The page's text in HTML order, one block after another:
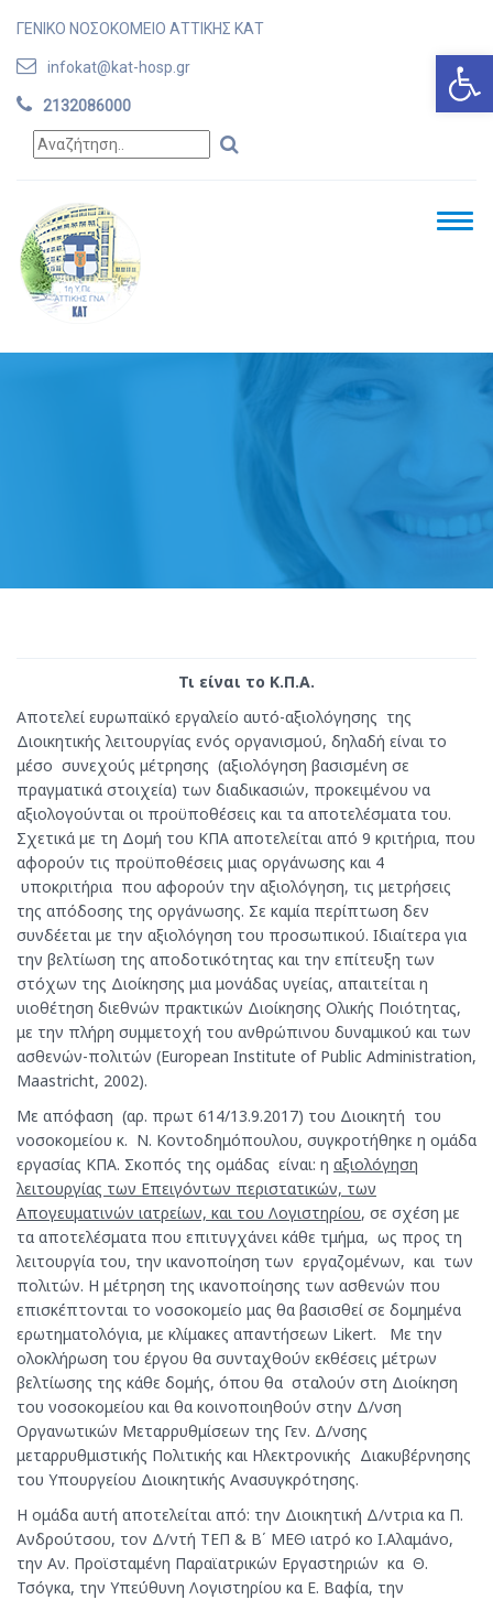
ΓΕΝΙΚΟ ΝΟΣΟΚΟΜΕΙΟ ΑΤΤΙΚΗΣ ΚΑΤ
infokat@kat-hosp.gr
2132086000
Τι είναι το Κ.Π.Α.
Αποτελεί ευρωπαϊκό εργαλείο αυτό-αξιολόγησης της
Διοικητικής λειτουργίας ενός οργανισμού, δηλαδή είναι το
μέσο συνεχούς μέτρησης (αξιολόγηση βασισμένη σε
πραγματικά στοιχεία) των διαδικασιών, προκειμένου να
αξιολογούνται οι προϋποθέσεις και τα αποτελέσματα του.
Σχετικά με τη Δομή του ΚΠΑ αποτελείται από 9 κριτήρια, που
αφορούν τις προϋποθέσεις μιας οργάνωσης και 4
υποκριτήρια που αφορούν την αξιολόγηση, τις μετρήσεις
της απόδοσης της οργάνωσης. Σε καμία περίπτωση δεν
συνδέεται με την αξιολόγηση του προσωπικού. Ιδιαίτερα για
την βελτίωση της αποδοτικότητας και την επίτευξη των
στόχων της Διοίκησης μια μονάδας υγείας, απαιτείται η
υιοθέτηση διεθνών πρακτικών Διοίκησης Ολικής Ποιότητας,
με την πλήρη συμμετοχή του ανθρώπινου δυναμικού και των
ασθενών-πολιτών (European Institute of Public Administration,
Maastricht, 2002).
Με απόφαση (αρ. πρωτ 614/13.9.2017) του Διοικητή του
νοσοκομείου κ. Ν. Κοντοδημόπουλου, συγκροτήθηκε η ομάδα
εργασίας ΚΠΑ. Σκοπός της ομάδας είναι: η αξιολόγηση
λειτουργίας των Επειγόντων περιστατικών, των
Aπογευματινών ιατρείων, και του Λογιστηρίου, σε σχέση με
τα αποτελέσματα που επιτυγχάνει κάθε τμήμα, ως προς τη
λειτουργία του, την ικανοποίηση των εργαζομένων, και των
πολιτών. Η μέτρηση της ικανοποίησης των ασθενών που
επισκέπτονται το νοσοκομείο μας θα βασισθεί σε δομημένα
ερωτηματολόγια, με κλίμακες απαντήσεων Likert. Με την
ολοκλήρωση του έργου θα συνταχθούν εκθέσεις μέτρων
βελτίωσης της κάθε δομής, όπου θα σταλούν στη Διοίκηση
του νοσοκομείου και θα κοινοποιηθούν στην Δ/νση
Οργανωτικών Μεταρρυθμίσεων της Γεν. Δ/νσης
μεταρρυθμιστικής Πολιτικής και Ηλεκτρονικής Διακυβέρνησης
του Υπουργείου Διοικητικής Ανασυγκρότησης.
Η ομάδα αυτή αποτελείται από: την Διοικητική Δ/ντρια κα Π.
Ανδρούτσου, τον Δ/ντή ΤΕΠ & Β΄ ΜΕΘ ιατρό κο Ι.Αλαμάνο,
την Αν. Προϊσταμένη Παραϊατρικών Εργαστηριών κα Θ.
Τσόγκα, την Υπεύθυνη Λογιστηρίου κα Ε. Βαφία, την